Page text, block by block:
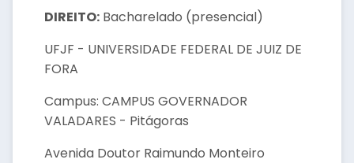
DIREITO: Bacharelado (presencial)
UFJF - UNIVERSIDADE FEDERAL DE JUIZ DE
FORA
Campus: CAMPUS GOVERNADOR
VALADARES - Pitágoras
Avenida Doutor Raimundo Monteiro